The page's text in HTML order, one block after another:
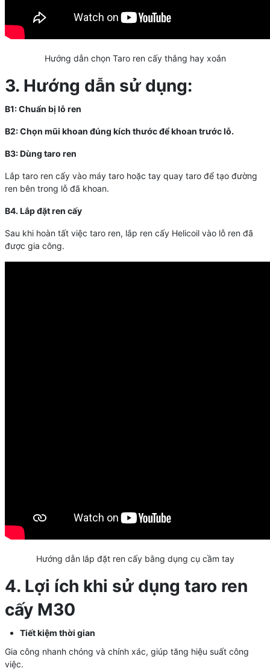
Hướng dẫn chọn Taro ren cấy thắng hay xoắn
3. Hướng dẫn sử dụng:
B1: Chuẩn bị lỗ ren
B2: Chọn mũi khoan đúng kích thước để khoan trước lỗ.
B3: Dùng taro ren
Lắp taro ren cấy vào máy taro hoặc tay quay taro để tạo đường
ren bên trong lỗ đã khoan.
B4. Lắp đặt ren cấy
Sau khi hoàn tất việc taro ren, lắp ren cấy Helicoil vào lỗ ren đã
được gia công.
Hướng dẫn lắp đặt ren cấy bằng dụng cụ cầm tay
4. Lợi ích khi sử dụng taro ren
cấy M30
Tiết kiệm thời gian
Gia công nhanh chóng và chính xác, giúp tăng hiệu suất công
việc.